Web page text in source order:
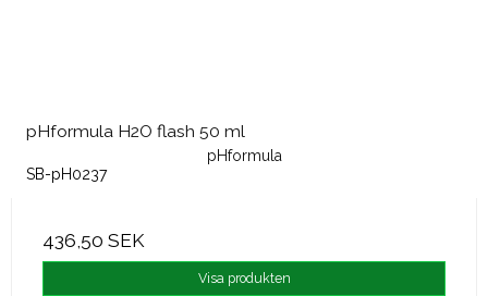
pHformula H2O flash 50 ml
pHformula
SB-pH0237
436,50 SEK
Visa produkten